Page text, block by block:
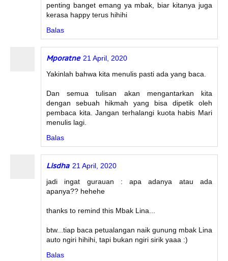
penting banget emang ya mbak, biar kitanya juga
kerasa happy terus hihihi
Balas
Mporatne 21 April, 2020
Yakinlah bahwa kita menulis pasti ada yang baca.
Dan semua tulisan akan mengantarkan kita
dengan sebuah hikmah yang bisa dipetik oleh
pembaca kita. Jangan terhalangi kuota habis Mari
menulis lagi.
Balas
Lisdha 21 April, 2020
jadi ingat gurauan : apa adanya atau ada
apanya?? hehehe
thanks to remind this Mbak Lina...
btw...tiap baca petualangan naik gunung mbak Lina
auto ngiri hihihi, tapi bukan ngiri sirik yaaa :)
Balas